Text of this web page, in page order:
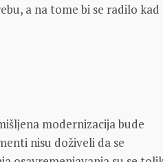
a na tome bi se radilo kad
modernizacija bude
nisu doživeli da se